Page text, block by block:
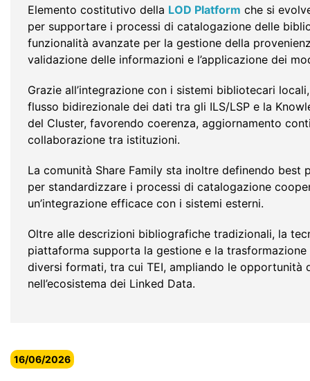
Elemento costitutivo della LOD Platform che si
per supportare i processi di catalogazione delle
funzionalità avanzate per la gestione della
validazione delle informazioni e l’applicazione dei
Grazie all’integrazione con i sistemi bibliotecari
flusso bidirezionale dei dati tra gli ILS/LSP e la
del Cluster, favorendo coerenza, aggiornamento
collaborazione tra istituzioni.
La comunità Share Family sta inoltre definendo best
per standardizzare i processi di catalogazione
un’integrazione efficace con i sistemi esterni.
Oltre alle descrizioni bibliografiche tradizionali, la
piattaforma supporta la gestione e la
diversi formati, tra cui TEI, ampliando le opportunità
nell’ecosistema dei Linked Data.
16/06/2026